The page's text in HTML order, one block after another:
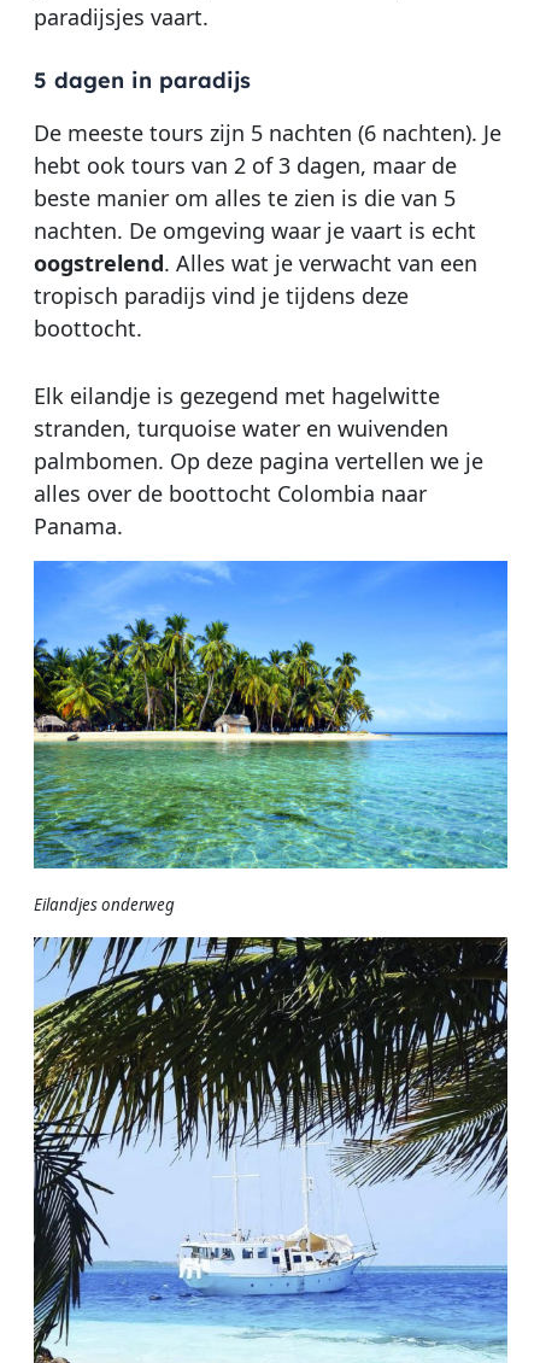
paradijsjes vaart.
5 dagen in paradijs
De meeste tours zijn 5 nachten (6 nachten). Je
hebt ook tours van 2 of 3 dagen, maar de
beste manier om alles te zien is die van 5
nachten. De omgeving waar je vaart is echt
oogstrelend. Alles wat je verwacht van een
tropisch paradijs vind je tijdens deze
boottocht.
Elk eilandje is gezegend met hagelwitte
stranden, turquoise water en wuivenden
palmbomen. Op deze pagina vertellen we je
alles over de boottocht Colombia naar
Panama.
Eilandjesonderweg